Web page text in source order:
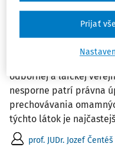
Trestnosť
rastliny rodu
odbornej a laickej
nesporne patrí právna
prechovávania
týchto látok je
prof. JUDr. Jozef Čentéš
Prijať